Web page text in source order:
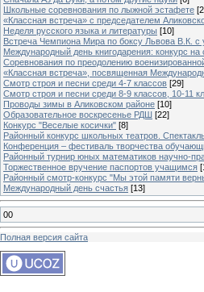
Школьные соревнования по лыжной эстафете
«Классная встреча» с председателем
Неделя русского языка и литературы [10]
Встреча Чемпиона Мира по боксу Львова В.К.
Международный день книгодарения: конкурс на
Cоревнования по преодолению
«Классная встреча», посвященная
Смотр строя и песни среди 4-7 классов [29]
Смотр строя и песни среди 8-9 классов, 10-11
Проводы зимы в Аликовском районе [10]
Образовательное воскресенье РДШ [22]
Конкурс "Веселые косички" [8]
Районный конкурс школьных театров.
Конференция – фестиваль творчества
Районный турнир юных математиков научно-
Торжественное вручение паспортов учащимся
Районный смотр-конкурс "Мы этой памяти
Международный день счастья [13]
00
Полная версия сайта